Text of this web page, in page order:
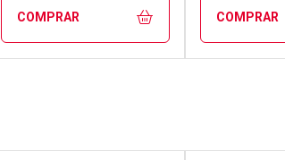
COMPRAR COMPRAR